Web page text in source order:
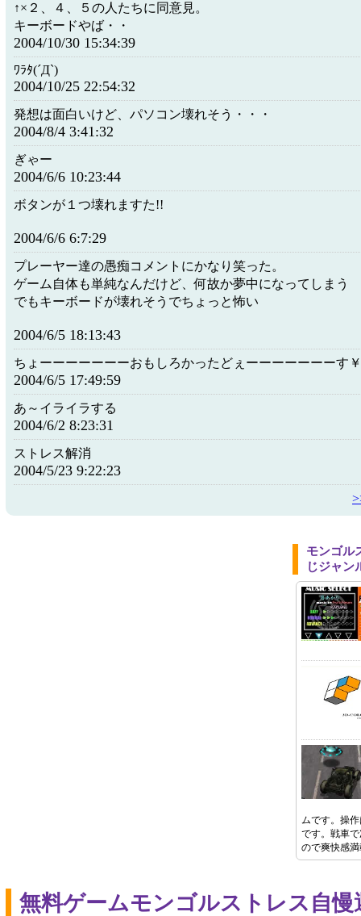
↑×２、４、５の人たちに同意見。
キーボードやば・・
2004/10/30 15:34:39
ﾜﾗﾀ(´Д`)
2004/10/25 22:54:32
発想は面白いけど、パソコン壊れそう・・・
2004/8/4 3:41:32
ぎゃー
2004/6/6 10:23:44
ボタンが１つ壊れますた!!
2004/6/6 6:7:29
プレーヤー達の愚痴コメントにかなり笑った。
ゲーム自体も単純なんだけど、何故か夢中になってしまう
でもキーボードが壊れそうでちょっと怖い
2004/6/5 18:13:43
ちょーーーーーーーおもしろかったどぇーーーーーーーす￥
2004/6/5 17:49:59
あ～イライラする
2004/6/2 8:23:31
ストレス解消
2004/5/23 9:22:23
モンゴル
じジャン
ムです。操
です。戦車
ので爽快感
無料ゲームモンゴルストレス自